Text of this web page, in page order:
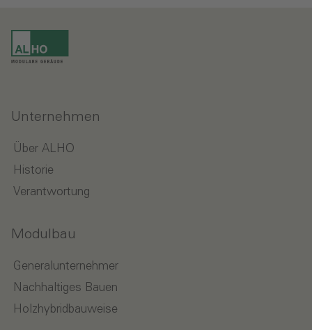
Unternehmen
Über ALHO
Historie
Verantwortung
Modulbau
Generalunternehmer
Nachhaltiges Bauen
Holzhybridbauweise